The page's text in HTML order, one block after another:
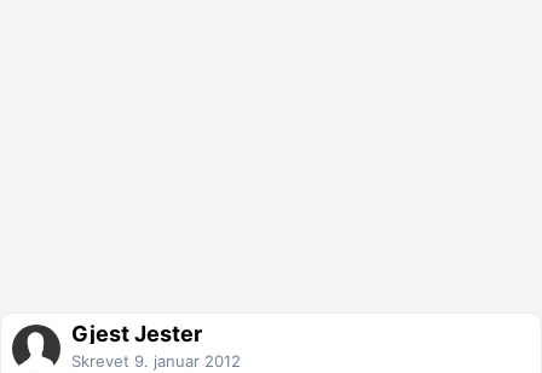
Gjest Jester
Skrevet 9. januar 2012